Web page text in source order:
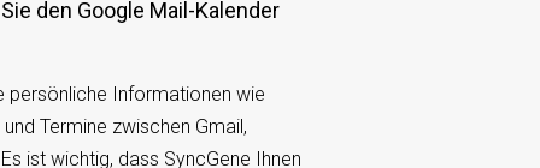
persönliche Informationen wie
Termine zwischen Gmail,
ist wichtig, dass SyncGene Ihnen